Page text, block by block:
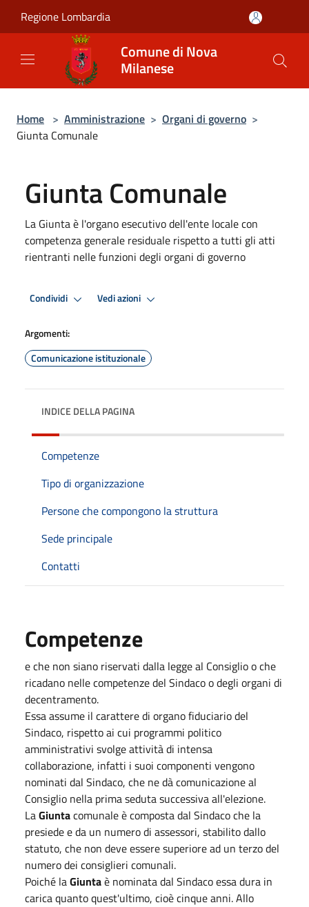
Regione Lombardia
Comune di Nova
Milanese
Home > Amministrazione > Organi di governo >
Giunta Comunale
Giunta Comunale
La Giunta è l'organo esecutivo dell'ente locale con
competenza generale residuale rispetto a tutti gli atti
rientranti nelle funzioni degli organi di governo
Condividi Vedi azioni
Argomenti:
Comunicazione istituzionale
INDICE DELLA PAGINA
Competenze
Tipo di organizzazione
Persone che compongono la struttura
Sede principale
Contatti
Competenze
e che non siano riservati dalla legge al Consiglio o che
ricadano nelle competenze del Sindaco o degli organi di
decentramento.
Essa assume il carattere di organo fiduciario del
Sindaco, rispetto ai cui programmi politico
amministrativi svolge attività di intensa
collaborazione, infatti i suoi componenti vengono
nominati dal Sindaco, che ne dà comunicazione al
Consiglio nella prima seduta successiva all'elezione.
LaGiuntacomunale è composta dal Sindaco che la
presiede e da un numero di assessori, stabilito dallo
statuto, che non deve essere superiore ad un terzo del
numero dei consiglieri comunali.
Poiché laGiuntaè nominata dal Sindaco essa dura in
carica quanto quest'ultimo, cioè cinque anni. Allo